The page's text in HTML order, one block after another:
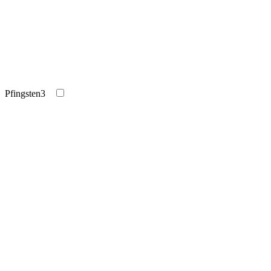
Pfingsten3